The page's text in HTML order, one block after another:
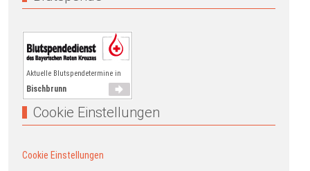
Aktuelle Blutspendetermine in
Bischbrunn
Cookie Einstellungen
Cookie Einstellungen